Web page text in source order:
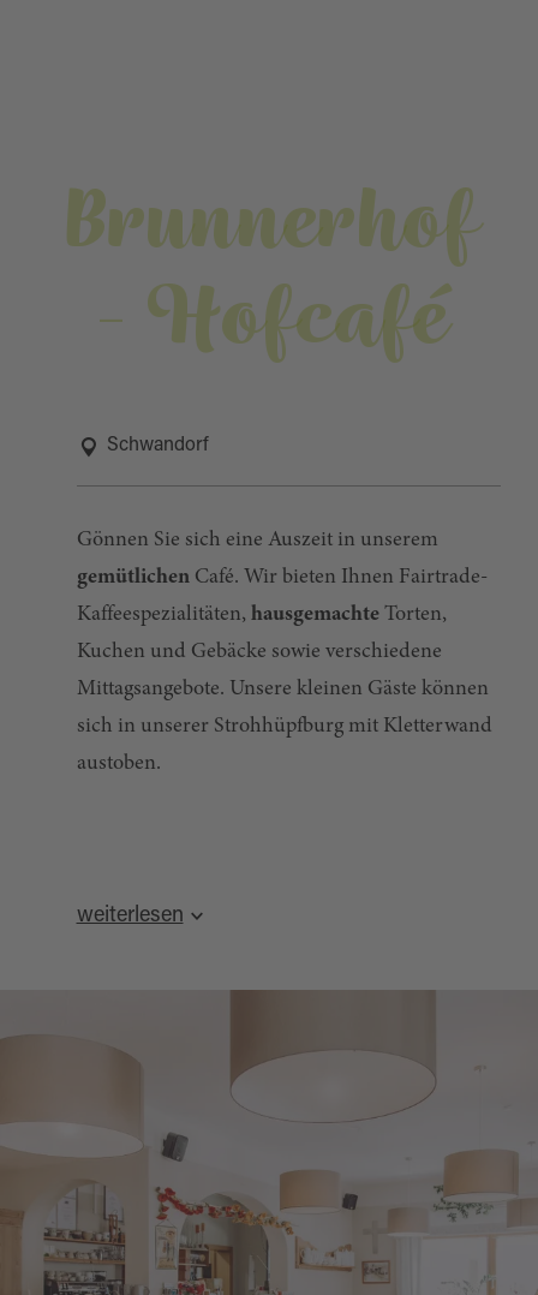
Brunnerhof
- Hofcafé
Schwandorf
Gönnen Sie sich eine Auszeit in unserem
gemütlichenCafé. Wir bieten Ihnen Fairtrade-
Kaffeespezialitäten, hausgemachteTorten,
Kuchen und Gebäcke sowie verschiedene
Mittagsangebote. Unsere kleinen Gäste können
sich in unserer Strohhüpfburg mit Kletterwand
austoben.
Wir backen wöchentlich frisch
Wir freuen uns auf Ihren Besuch!
Quelle: destination.one , zuletzt geändert am 03.11.2025
weiterlesen